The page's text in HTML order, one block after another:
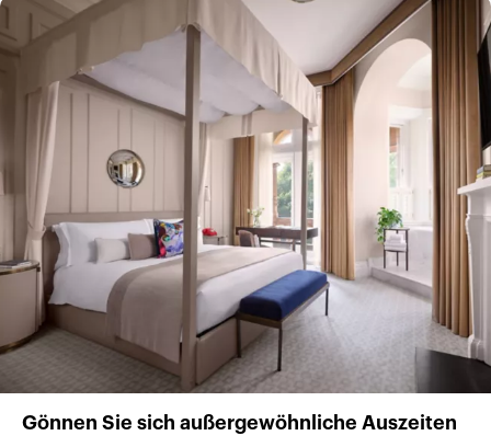
Gönnen Sie sich außergewöhnliche Auszeiten